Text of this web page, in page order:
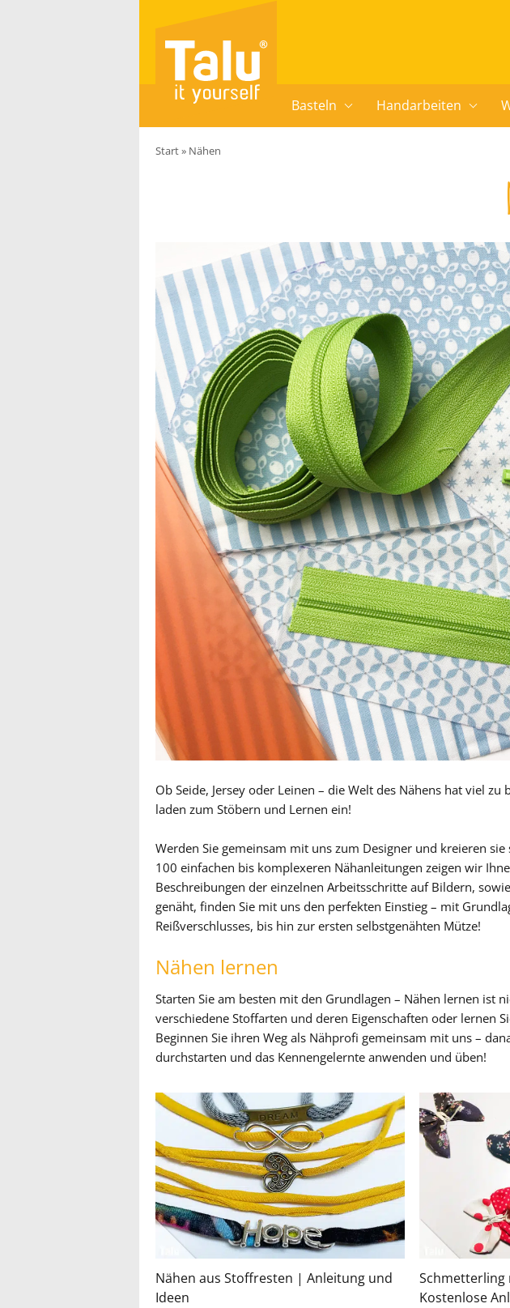
Basteln Handarbeiten
Start» Nähen
Ob Seide, Jersey oder Leinen – die Welt des Nähens hat viel
laden zum Stöbern und Lernen ein!
Werden Sie gemeinsam mit uns zum Designer und kreieren
100 einfachen bis komplexeren Nähanleitungen zeigen wir
Beschreibungen der einzelnen Arbeitsschritte auf Bildern,
genäht, finden Sie mit uns den perfekten Einstieg – mit
Reißverschlusses, bis hin zur ersten selbstgenähten Mütze!
Nähen lernen
Starten Sie am besten mit den Grundlagen – Nähen lernen ist
verschiedene Stoffarten und deren Eigenschaften oder lernen
Beginnen Sie ihren Weg als Nähprofi gemeinsam mit uns –
durchstarten und das Kennengelernte anwenden und üben!
Nähen aus Stoffresten | Anleitung und
Ideen
Schmetterling
Kostenlose